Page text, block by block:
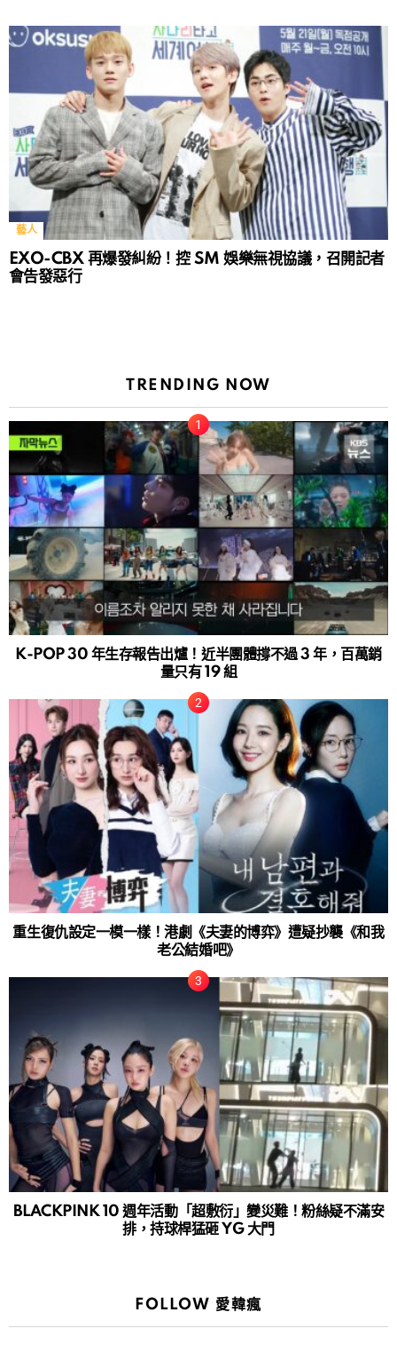
藝人
EXO-CBX 再爆發糾紛！控 SM 娛樂無視協議，召開記者
會告發惡行
TRENDING NOW
K-POP 30 年生存報告出爐！近半團體撐不過 3 年，百萬銷
量只有 19 組
重生復仇設定一模一樣！港劇《夫妻的博弈》遭疑抄襲《和我
老公結婚吧》
BLACKPINK 10 週年活動「超敷衍」變災難！粉絲疑不滿安
排，持球桿猛砸 YG 大門
FOLLOW 愛韓瘋